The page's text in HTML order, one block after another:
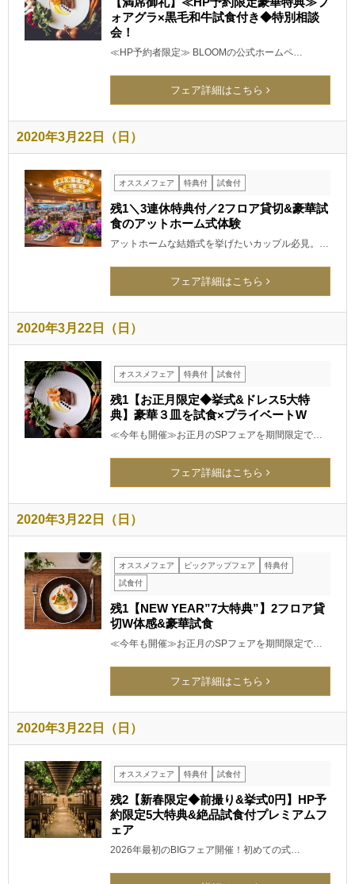
ォアグラ×黒毛和牛試食付き◆特別相談
会！
≪HP予約者限定≫ BLOOMの公式ホームペ…
フェア詳細はこちら
2020年3月22日（日）
オススメフェア 特典付 試食付
残1＼3連休特典付／2フロア貸切&豪華試
食のアットホーム式体験
アットホームな結婚式を挙げたいカップル必見。…
フェア詳細はこちら
2020年3月22日（日）
オススメフェア 特典付 試食付
残1【お正月限定◆挙式&ドレス5大特
典】豪華３皿を試食×プライベートW
≪今年も開催≫お正月のSPフェアを期間限定で…
フェア詳細はこちら
2020年3月22日（日）
オススメフェア ピックアップフェア
特典付
試食付
残1【NEW YEAR”7大特典”】2フロア貸
切W体感&豪華試食
≪今年も開催≫お正月のSPフェアを期間限定で…
フェア詳細はこちら
2020年3月22日（日）
オススメフェア 特典付 試食付
残2【新春限定◆前撮り&挙式0円】HP予
約限定5大特典&絶品試食付プレミアムフ
ェア
2026年最初のBIGフェア開催！初めての式…